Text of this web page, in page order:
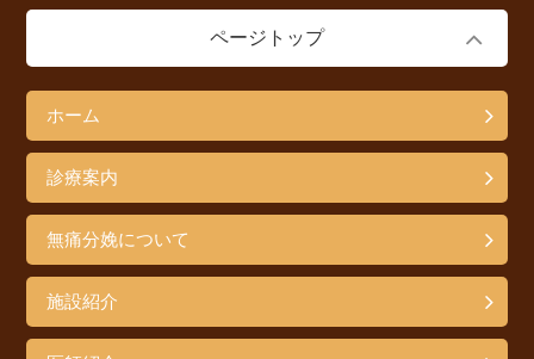
ページトップ
ホーム
診療案内
無痛分娩について
施設紹介